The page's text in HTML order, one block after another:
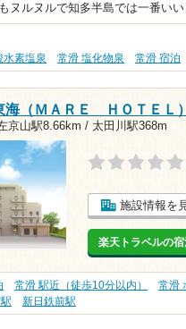
ヌルヌルで知多半島では一番いい
水素塩泉 常滑 塩化物泉 常滑 宿泊
海（ＭＡＲＥ ＨＯＴＥＬ）
京山駅8.66km / 太田川駅368m
施設情報を
楽天トラベルの
常滑 駅近（徒歩10分以内） 常滑
新日鉄前駅